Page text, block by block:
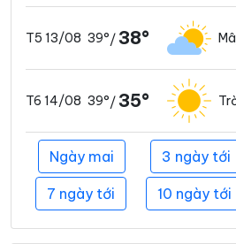
T5 13/08 39°/ 38°
T6 14/08 39°/ 35°
Ngày mai 3 ngày tới
7 ngày tới 10 ngày tới